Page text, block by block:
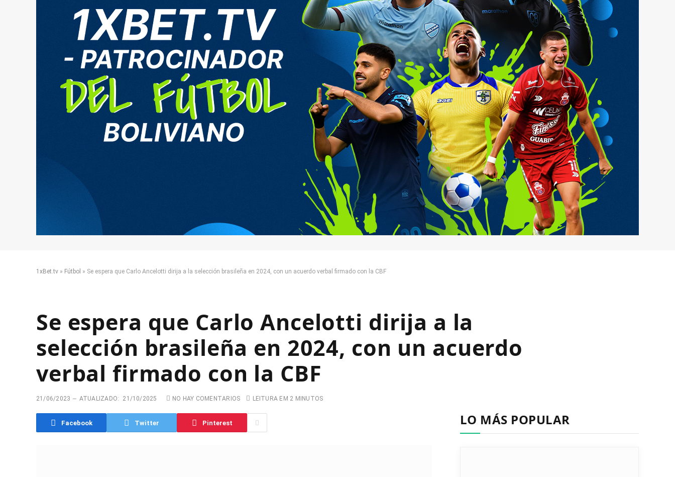
1xBet.tv » Fútbol » Se espera que Carlo Ancelotti dirija a la selección brasileña en 2024, con un acuerdo verbal firmado con la CBF
Se espera que Carlo Ancelotti dirija a la
selección brasileña en 2024, con un acuerdo
verbal firmado con la CBF
21/06/2023 ATUALIZADO: 21/10/2025 NO HAY COMENTARIOS LEITURA EM 2 MINUTOS
Facebook Twitter Pinterest LO MÁS POPULAR